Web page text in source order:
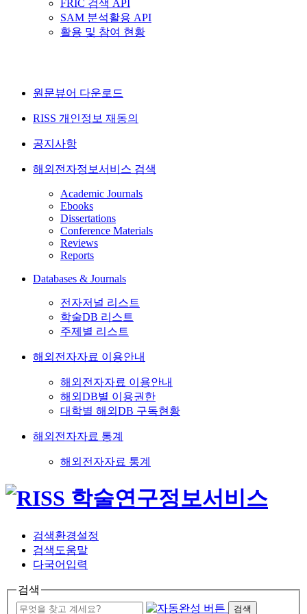
FRIC 검색 API
SAM 분석활용 API
활용 및 참여 현황
원문뷰어 다운로드
RISS 개인정보 재동의
공지사항
해외전자정보서비스 검색
Academic Journals
Ebooks
Dissertations
Conference Materials
Reviews
Reports
Databases & Journals
전자저널 리스트
학술DB 리스트
주제별 리스트
해외전자자료 이용안내
해외전자자료 이용안내
해외DB별 이용권한
대학별 해외DB 구독현황
해외전자자료 통계
해외전자자료 통계
검색환경설정
검색도움말
다국어입력
검색
검색